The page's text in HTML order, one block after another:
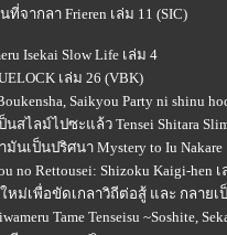
จากลา Frieren เล่ม 11 (SIC)
Isekai Slow Life เล่ม 4
เล่ม 26 (VBK)
Saikyou Party ni shinu
สไลม์ไปซะแล้ว Tensei Shitara
นเป็นปริศนา Mystery to Iu Nakare
no Rettousei: Shizoku Kaigi-hen เ
ใหม่เพื่อขัดเกลาวิถีต่อสู้ และ กลา
Tame Tenseisu ~Soshite,